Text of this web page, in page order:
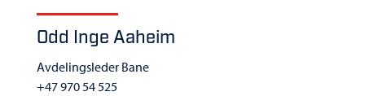
Odd Inge Aaheim
Avdelingsleder Bane
+47 970 54 525